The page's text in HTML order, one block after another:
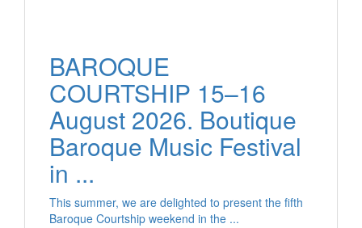
BAROQUE
COURTSHIP 15–16
August 2026. Boutique
Baroque Music Festival
in ...
This summer, we are delighted to present the fifth
Baroque Courtship weekend in the ...